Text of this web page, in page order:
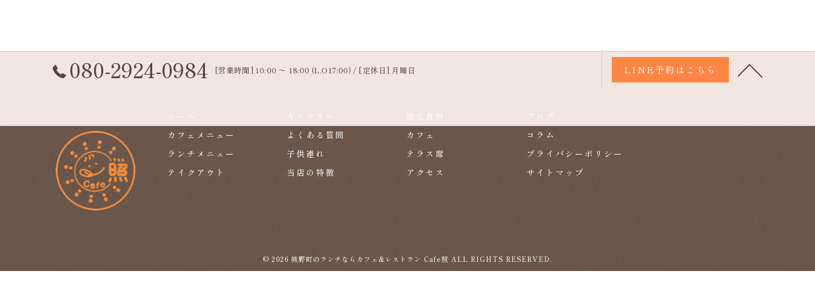
080-2924-0984 [営業時間] 10:00 ～ 18:00 (L.O17:00) / [定休日] 月曜日 LINE予約はこちら
ホーム
カフェメニュー
ランチメニュー
テイクアウト
ギャラリー
よくある質問
子供連れ
当店の特徴
地元食材
カフェ
テラス席
アクセス
ブログ
コラム
プライバシーポリシー
サイトマップ
© 2026 熊野町のランチならカフェ&レストラン Cafe照 ALL RIGHTS RESERVED.